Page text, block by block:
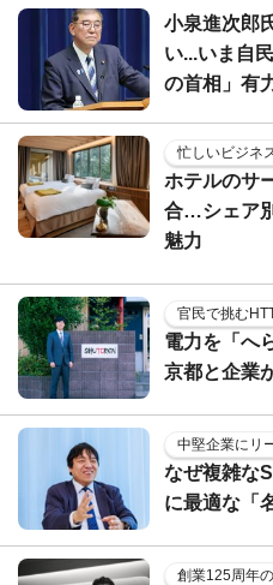
小泉進次郎
い...いま自
の首相」有
忙しいビジネ
ホテルのサ
合…シェア
魅力
官民で挑む
電力を「へ
京都と企業
中堅企業にリ
なぜ複雑な
に最適な「
創業125周年